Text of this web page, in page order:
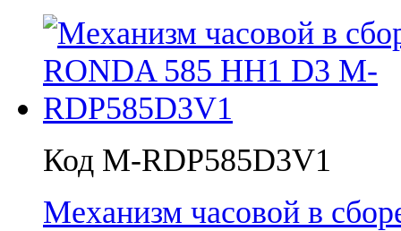
Код M-RDP585D3V1
Механизм часовой в